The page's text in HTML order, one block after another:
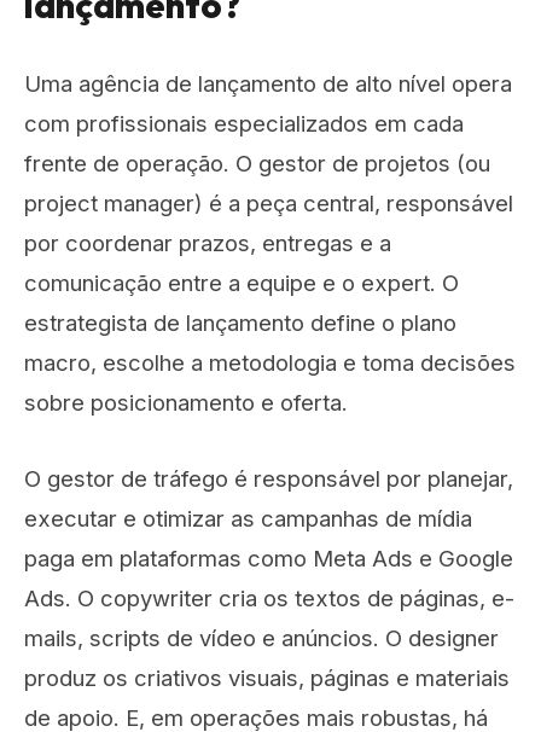
Uma agência de lançamento de alto nível opera
com profissionais especializados em cada
frente de operação. O gestor de projetos (ou
project manager) é a peça central, responsável
por coordenar prazos, entregas e a
comunicação entre a equipe e o expert. O
estrategista de lançamento define o plano
macro, escolhe a metodologia e toma decisões
sobre posicionamento e oferta.
O gestor de tráfego é responsável por planejar,
executar e otimizar as campanhas de mídia
paga em plataformas como Meta Ads e Google
Ads. O copywriter cria os textos de páginas, e-
mails, scripts de vídeo e anúncios. O designer
produz os criativos visuais, páginas e materiais
de apoio. E, em operações mais robustas, há